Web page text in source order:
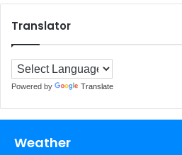
Translator
Powered by Translate
Weather